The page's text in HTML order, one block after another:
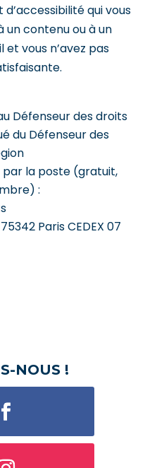
qui vous
un contenu ou à un
vous n’avez pas
Défenseur des droits
du Défenseur des
par la poste (gratuit,
:
Paris CEDEX 07
NOUS !